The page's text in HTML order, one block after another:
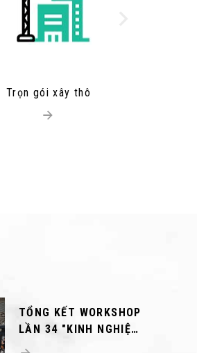
Trọn gói xây thô
TỔNG KẾT WORKSHOP
LẦN 34 "KINH NGHIỆM
CHO NGƯỜI LẦN ĐẦU